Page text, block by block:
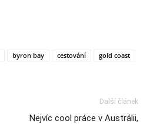
byron bay cestování
gold coast
Další článek
Nejvíc cool práce v Austrálii,